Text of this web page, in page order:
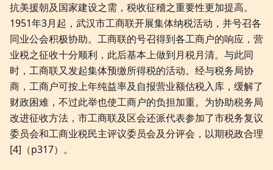
抗美援朝及国家建设之需，税收征稽之重要性更加提高。
1951年3月起，武汉市工商联开展集体纳税活动，并号召各
同业公会积极协助。工商联的号召得到各工商户的响应，营
业税之征收十分顺利，此后基本上做到月税月清。与此同
时，工商联又发起集体预缴所得税的活动。经与税务局协
商，工商户可按上年纯益率及自报营业额估税入库，缓解了
财政困难，不过此举也使工商户的负担加重。为协助税务局
改进征收方法，市工商联及区会还派代表参加了市税务复议
委员会和工商业税民主评议委员会及分评会，以期税政合理
[4]（p317）。